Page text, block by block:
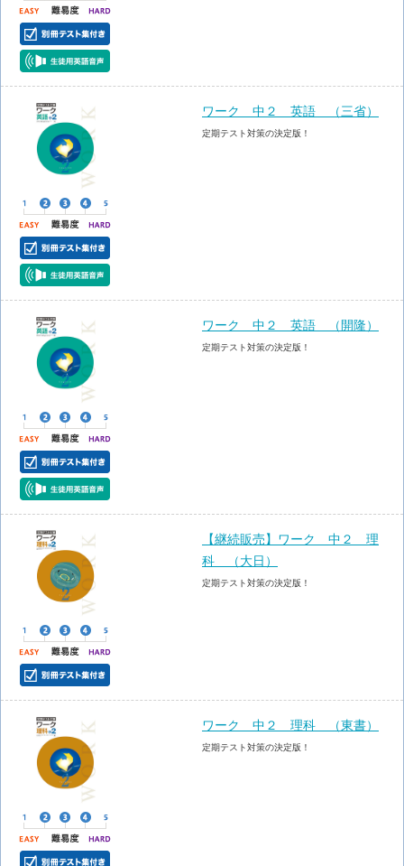
ワーク 中２ 英語 （三省）
定期テスト対策の決定版！
ワーク 中２ 英語 （開隆）
定期テスト対策の決定版！
【継続販売】ワーク 中２ 理
科 （大日）
定期テスト対策の決定版！
ワーク 中２ 理科 （東書）
定期テスト対策の決定版！